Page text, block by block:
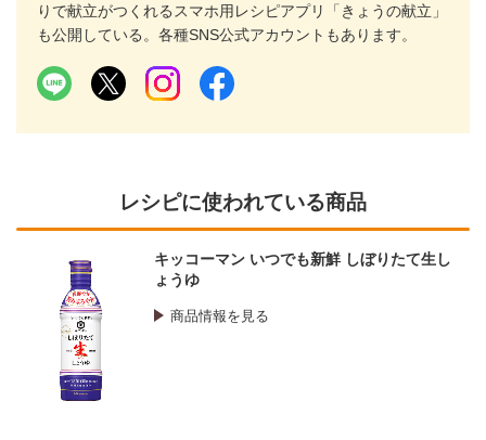
りで献立がつくれるスマホ用レシピアプリ「きょうの献立」
も公開している。各種SNS公式アカウントもあります。
レシピに使われている商品
キッコーマン いつでも新鮮 しぼりたて生し
ょうゆ
商品情報を見る